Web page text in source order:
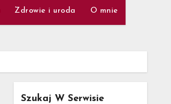
Zdrowie i uroda O mnie
Szukaj W Serwisie